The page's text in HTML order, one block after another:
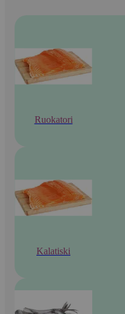
Ruokatori
Kalatiski